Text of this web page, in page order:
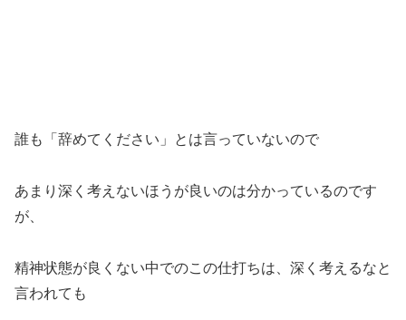
誰も「辞めてください」とは言っていないので
あまり深く考えないほうが良いのは分かっているのです
が、
精神状態が良くない中でのこの仕打ちは、深く考えるなと
言われても